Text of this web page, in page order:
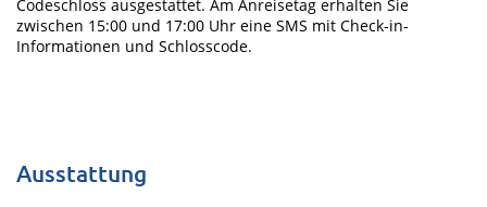
Codeschloss ausgestattet. Am Anreisetag erhalten Sie
zwischen 15:00 und 17:00 Uhr eine SMS mit Check-in-
Informationen und Schlosscode.
Ausstattung